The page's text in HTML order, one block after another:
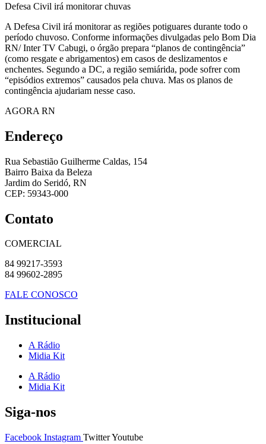
Defesa Civil irá monitorar chuvas
A Defesa Civil irá monitorar as regiões potiguares durante todo o
período chuvoso. Conforme informações divulgadas pelo Bom Dia
RN/ Inter TV Cabugi, o órgão prepara “planos de contingência”
(como resgate e abrigamentos) em casos de deslizamentos e
enchentes. Segundo a DC, a região semiárida, pode sofrer com
“episódios extremos” causados pela chuva. Mas os planos de
contingência ajudariam nesse caso.
AGORA RN
Endereço
Rua Sebastião Guilherme Caldas, 154
Bairro Baixa da Beleza
Jardim do Seridó, RN
CEP: 59343-000
Contato
COMERCIAL
84 99217-3593
84 99602-2895
FALE CONOSCO
Institucional
A Rádio
Midia Kit
A Rádio
Midia Kit
Siga-nos
Facebook Instagram TwitterYoutube